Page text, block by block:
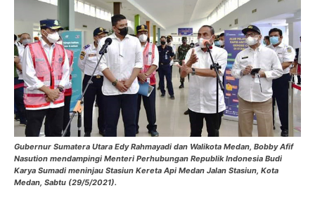
Gubernur Sumatera Utara Edy Rahmayadi dan Walikota Medan, Bobby Afif
Nasution mendampingi Menteri Perhubungan Republik Indonesia Budi
Karya Sumadi meninjau Stasiun Kereta Api Medan Jalan Stasiun, Kota
Medan, Sabtu (29/5/2021).